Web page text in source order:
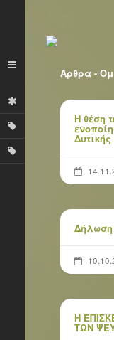
Άρθρα -
Η θέση
Δήλωση
Η
ΤΩΝ